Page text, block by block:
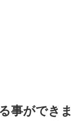
事ができま